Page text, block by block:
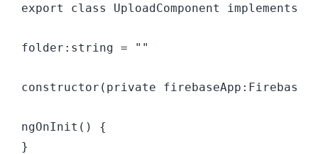
export class UploadComponent implements
folder:string = ""
constructor(private
ngOnInit() {
}